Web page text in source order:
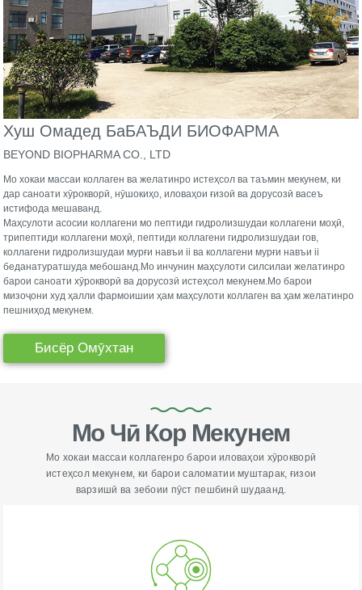
Хуш Омадед БаБАЪДИ БИОФАРМА
BEYOND BIOPHARMA CO., LTD
Мо хокаи массаи коллаген ва желатинро истеҳсол ва таъмин мекунем, ки
дар саноати хӯрокворӣ, нӯшокиҳо, иловаҳои ғизоӣ ва дорусозӣ васеъ
истифода мешаванд.
Маҳсулоти асосии коллагени мо пептиди гидролизшудаи коллагени моҳӣ,
трипептиди коллагени моҳӣ, пептиди коллагени гидролизшудаи гов,
коллагени гидролизшудаи мурғи навъи ii ва коллагени мурғи навъи ii
беданатуратшуда мебошанд.Мо инчунин маҳсулоти силсилаи желатинро
барои саноати хӯрокворӣ ва дорусозӣ истеҳсол мекунем.Мо барои
мизоҷони худ ҳалли фармоишии ҳам маҳсулоти коллаген ва ҳам желатинро
пешниҳод мекунем.
Бисёр Омӯхтан
Мо Чӣ Кор Мекунем
Мо хокаи массаи коллагенро барои иловаҳои хӯрокворӣ
истеҳсол мекунем, ки барои саломатии муштарак, ғизои
варзишӣ ва зебоии пӯст пешбинӣ шудаанд.